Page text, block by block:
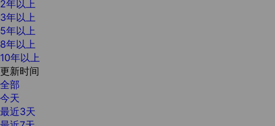
2年以上
3年以上
5年以上
8年以上
10年以上
更新时间
全部
今天
最近3天